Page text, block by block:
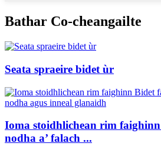
Bathar Co-cheangailte
Seata spraeire bidet ùr
Ioma stoidhlichean rim
nodha a’ falach ...